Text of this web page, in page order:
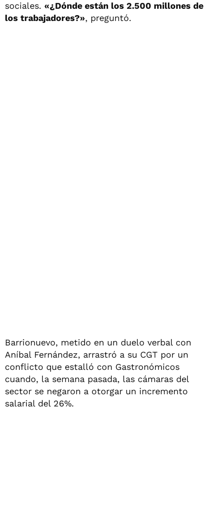
sociales. «¿Dónde están los 2.500 millones de
los trabajadores?», preguntó.
Barrionuevo, metido en un duelo verbal con
Aníbal Fernández, arrastró a su CGT por un
conflicto que estalló con Gastronómicos
cuando, la semana pasada, las cámaras del
sector se negaron a otorgar un incremento
salarial del 26%.